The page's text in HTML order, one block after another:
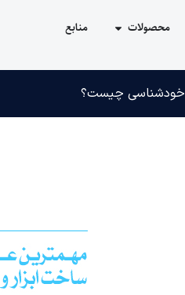
محصولات منابع
خودشناسی چیست؟